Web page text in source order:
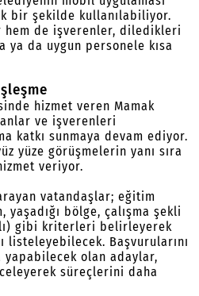
bir şekilde kullanılabiliyor.
hem de işverenler, diledikleri
ya da uygun personele kısa
hizmet veren Mamak
ve işverenleri
katkı sunmaya devam ediyor.
yüze görüşmelerin yanı sıra
veriyor.
vatandaşlar; eğitim
bölge, çalışma şekli
gibi kriterleri belirleyerek
listeleyebilecek. Başvurularını
olan adaylar,
süreçlerini daha